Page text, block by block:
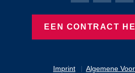
Imprint Algemene
EEN CONTRACT